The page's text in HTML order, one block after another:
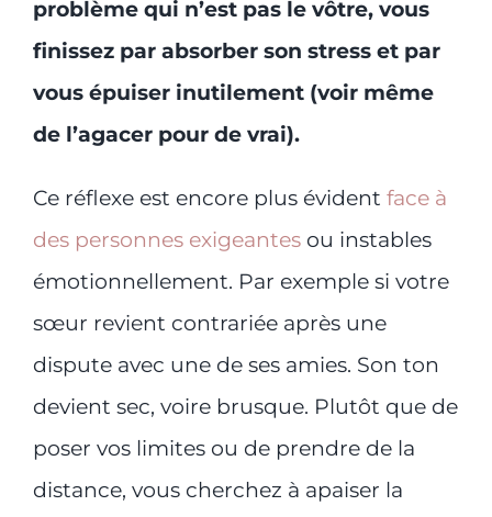
problème qui n’est pas le vôtre, vous
finissez par absorber son stress et par
vous épuiser inutilement (voir même
de l’agacer pour de vrai).
Ce réflexe est encore plus évident face à
des personnes exigeantesou instables
émotionnellement. Par exemple si votre
sœur revient contrariée après une
dispute avec une de ses amies. Son ton
devient sec, voire brusque. Plutôt que de
poser vos limites ou de prendre de la
distance, vous cherchez à apaiser la